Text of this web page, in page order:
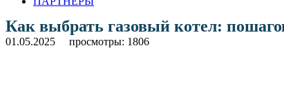
Как выбрать газовый котел:
01.05.2025 просмотры: 1806